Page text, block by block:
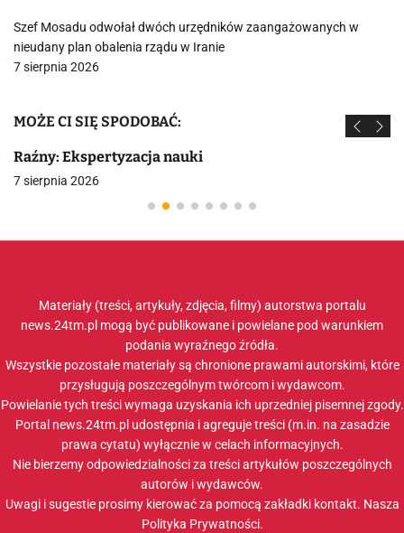
Szef Mosadu odwołał dwóch urzędników zaangażowanych w
nieudany plan obalenia rządu w Iranie
7 sierpnia 2026
MOŻE CI SIĘ SPODOBAĆ:
Raźny: Ekspertyzacja nauki
7 sierpnia 2026
Materiały (treści, artykuły, zdjęcia, filmy) autorstwa portalu
news.24tm.pl mogą być publikowane i powielane pod warunkiem
podania wyraźnego źródła.
Wszystkie pozostałe materiały są chronione prawami autorskimi, które
przysługują poszczególnym twórcom i wydawcom.
Powielanie tych treści wymaga uzyskania ich uprzedniej pisemnej zgody.
Portal news.24tm.pl udostępnia i agreguje treści (m.in. na zasadzie
prawa cytatu) wyłącznie w celach informacyjnych.
Nie bierzemy odpowiedzialności za treści artykułów poszczególnych
autorów i wydawców.
Uwagi i sugestie prosimy kierować za pomocą zakładki kontakt. Nasza
Polityka Prywatności.